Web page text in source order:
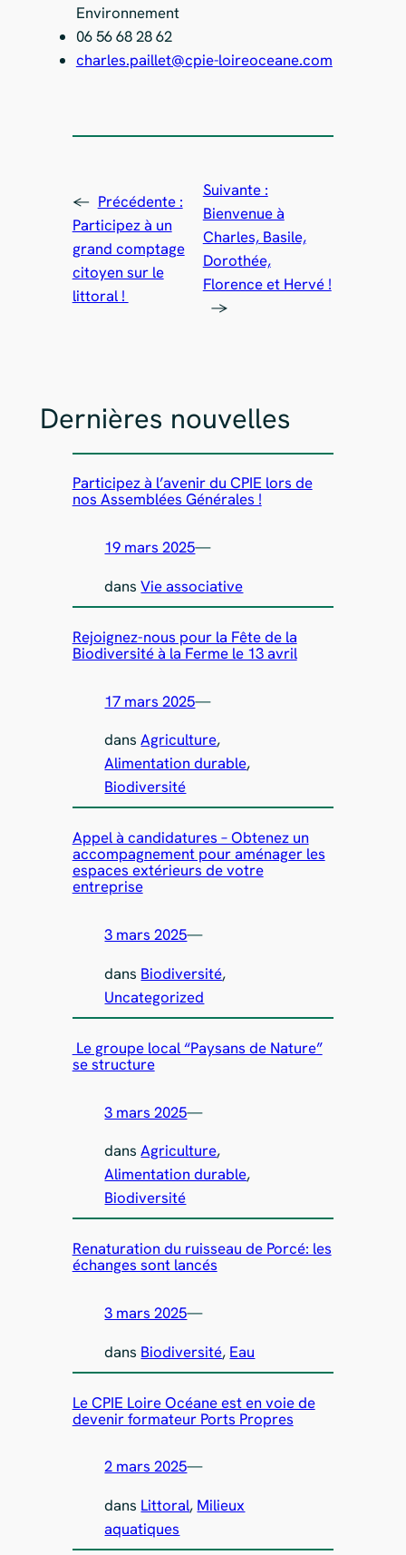
Environnement
06 56 68 28 62
charles.paillet@cpie-loireoceane.com
← Précédente :
Participez à un
grand comptage
citoyen sur le
littoral !
Suivante :
Bienvenue à
Charles, Basile,
Dorothée,
Florence et Hervé !
→
Dernières nouvelles
Participez à l’avenir du CPIE lors de
nos Assemblées Générales !
19 mars 2025—
dansVie associative
Rejoignez-nous pour la Fête de la
Biodiversité à la Ferme le 13 avril
17 mars 2025—
dansAgriculture
Alimentation durable
Biodiversité
Appel à candidatures – Obtenez un
accompagnement pour aménager les
espaces extérieurs de votre
entreprise
3 mars 2025—
dans Biodiversité
Uncategorized
Le groupe local “Paysans de Nature”
se structure
3 mars 2025—
dansAgriculture
Alimentation durable
Biodiversité
Renaturation du ruisseau de Porcé: les
échanges sont lancés
3 mars 2025—
dans Biodiversité, Eau
Le CPIE Loire Océane est en voie de
devenir formateur Ports Propres
2 mars 2025—
dans Littoral, Milieux
aquatiques